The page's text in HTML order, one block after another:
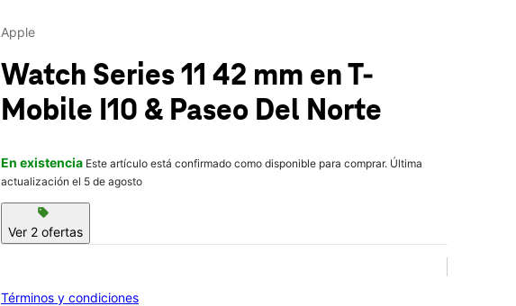
Apple
Watch Series 11 42 mm en T-
Mobile I10 & Paseo Del Norte
En existencia Este artículo está confirmado como disponible para comprar. Última
actualización el 5 de agosto
sell
Ver 2 ofertas
Términos y condiciones